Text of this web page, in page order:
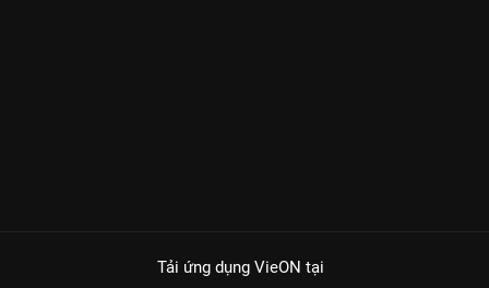
Tải ứng dụng VieON tại